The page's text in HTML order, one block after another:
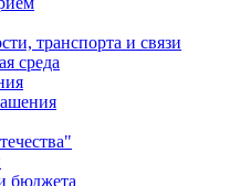
транспорта и связи
среда
бюджета